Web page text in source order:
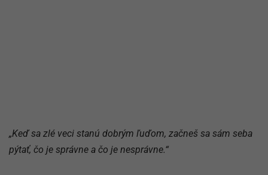
„Keď sa zlé veci stanú dobrým ľuďom, začneš sa sám seba
pýtať, čo je správne a čo je nesprávne.“